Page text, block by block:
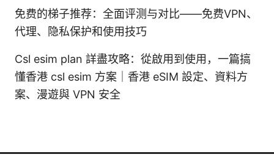
免费的梯子推荐：全面评测与对比——免费VPN、
代理、隐私保护和使用技巧
Csl esim plan 詳盡攻略：從啟用到使用，一篇搞
懂香港 csl esim 方案｜香港 eSIM 設定、資料方
案、漫遊與 VPN 安全